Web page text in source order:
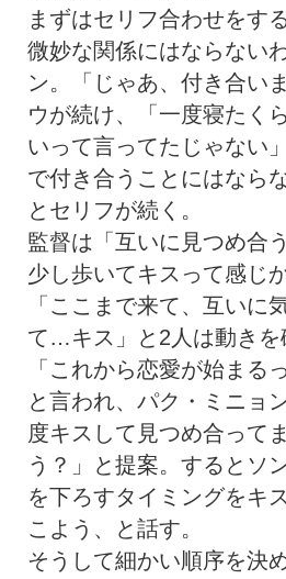
まずはセリフ合わせをす
微妙な関係にはならない
ン。「じゃあ、付き合い
ウが続け、「一度寝たく
いって言ってたじゃない
で付き合うことにはなら
とセリフが続く。
監督は「互いに見つめ合
少し歩いてキスって感じ
「ここまで来て、互いに
て…キス」と2人は動きを
「これから恋愛が始まる
と言われ、パク・ミニョ
度キスして見つめ合って
う？」と提案。するとソ
を下ろすタイミングをキ
こよう、と話す。
そうして細かい順序を決